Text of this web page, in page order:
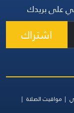
على بريدك
اشتراك
مواقيت الصلاة